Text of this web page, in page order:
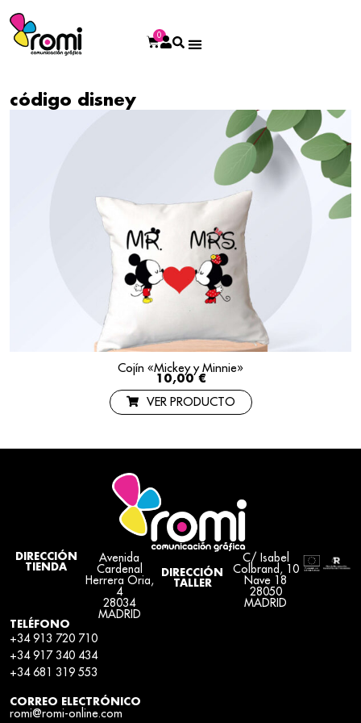
0
código disney
Cojín «Mickey y Minnie»
10,00 €
VER PRODUCTO
DIRECCIÓN
TIENDA
Avenida
Cardenal
Herrera Oria,
4
28034
MADRID
DIRECCIÓN
TALLER
C/ Isabel
Colbrand, 10
Nave 18
28050
MADRID
TELÉFONO
+34 913 720 710
+34 917 340 434
+34 681 319 553
CORREO ELECTRÓNICO
romi@romi-online.com